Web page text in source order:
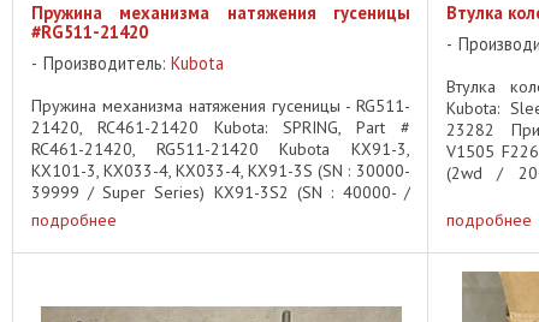
Пружина механизма натяжения гусеницы
#RG511-21420
Производитель: Kubota
Пружина механизма натяжения гусеницы - RG511-
21420, RC461-21420 Kubota: SPRING, Part #
RC461-21420, RG511-21420 Kubota KX91-3,
KX101-3, KX033-4, KX033-4, KX91-3S (SN : 30000-
39999 / Super Series) KX91-3S2 (SN : 40000- /
Super Series / Tier 3) U35-4 ...
подробнее
Втулка
Втулка
Kubota:
23282
V1505
(2wd /
подробнее